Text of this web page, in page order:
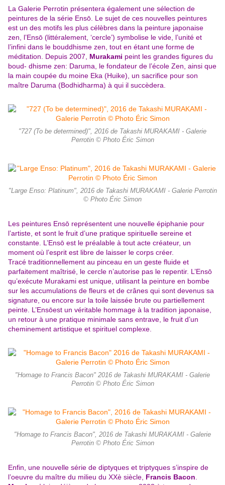
La Galerie Perrotin présentera également une sélection de
peintures de la série Ensō. Le sujet de ces nouvelles peintures
est un des motifs les plus célèbres dans la peinture japonaise
zen, l’Ensō (littéralement, ‘cercle’) symbolise le vide, l’unité et
l’infini dans le bouddhisme zen, tout en étant une forme de
méditation. Depuis 2007, Murakami peint les grandes figures du
boud- dhisme zen: Daruma, le fondateur de l’école Zen, ainsi que
la main coupée du moine Eka (Huike), un sacrifice pour son
maître Daruma (Bodhidharma) à qui il succèdera.
"727 (To be determined)", 2016 de Takashi MURAKAMI - Galerie
Perrotin © Photo Éric Simon
"Large Enso: Platinum", 2016 de Takashi MURAKAMI - Galerie Perrotin
© Photo Éric Simon
Les peintures Ensō représentent une nouvelle épiphanie pour
l’artiste, et sont le fruit d’une pratique spirituelle sereine et
constante. L’Ensō est le préalable à tout acte créateur, un
moment où l’esprit est libre de laisser le corps créer.
Tracé traditionnellement au pinceau en un geste fluide et
parfaitement maîtrisé, le cercle n’autorise pas le repentir. L’Ensō
qu’exécute Murakami est unique, utilisant la peinture en bombe
sur les accumulations de fleurs et de crânes qui sont devenus sa
signature, ou encore sur la toile laissée brute ou partiellement
peinte. L’Ensōest un véritable hommage à la tradition japonaise,
un retour à une pratique minimale sans entrave, le fruit d’un
cheminement artistique et spirituel complexe.
"Homage to Francis Bacon" 2016 de Takashi MURAKAMI - Galerie
Perrotin © Photo Éric Simon
"Homage to Francis Bacon", 2016 de Takashi MURAKAMI - Galerie
Perrotin © Photo Éric Simon
Enfin, une nouvelle série de diptyques et triptyques s’inspire de
l’oeuvre du maître du milieu du XXè siècle, Francis Bacon